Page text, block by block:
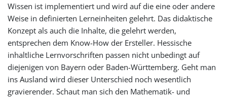
Wissen ist implementiert und wird auf die eine oder andere
Weise in definierten Lerneinheiten gelehrt. Das didaktische
Konzept als auch die Inhalte, die gelehrt werden,
entsprechen dem Know-How der Ersteller. Hessische
inhaltliche Lernvorschriften passen nicht unbedingt auf
diejenigen von Bayern oder Baden-Württemberg. Geht man
ins Ausland wird dieser Unterschied noch wesentlich
gravierender. Schaut man sich den Mathematik- und